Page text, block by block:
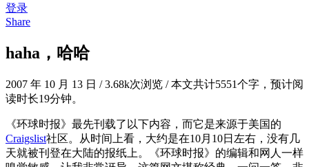
登录
Share
haha，哈哈
2007 年 10 月 13 日 /3.68k次浏览 /本文共计5551个字，预计阅
读时长19分钟。
《环球时报》最先刊载了以下内容，而它是来源于美国的
Craigslist社区。从时间上看，大约是在10月10日左右，没有几
天就被刊登在大陆的报纸上。《环球时报》的编辑和网人一样